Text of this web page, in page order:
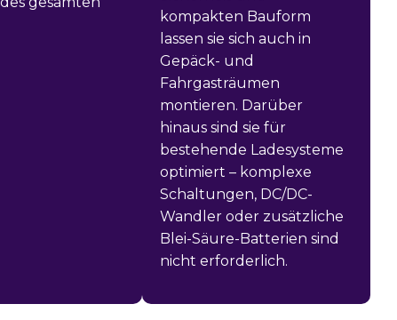
kompakten Bauform
lassen sie sich auch in
Gepäck- und
Fahrgasträumen
montieren. Darüber
hinaus sind sie für
bestehende Ladesysteme
optimiert – komplexe
Schaltungen, DC/DC-
Wandler oder zusätzliche
Blei-Säure-Batterien sind
nicht erforderlich.